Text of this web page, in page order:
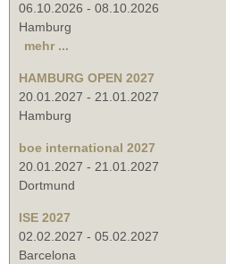
06.10.2026 - 08.10.2026
Hamburg
mehr ...
HAMBURG OPEN 2027
20.01.2027 - 21.01.2027
Hamburg
boe international 2027
20.01.2027 - 21.01.2027
Dortmund
ISE 2027
02.02.2027 - 05.02.2027
Barcelona